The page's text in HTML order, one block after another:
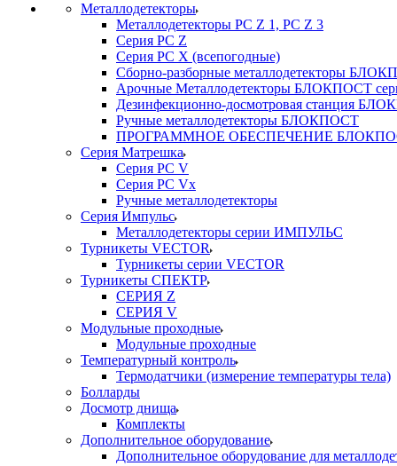
Металлодетекторы
Металлодетекторы РС Z 1, PC Z 3
Серия РС Z
Серия РС X (всепогодные)
Сборно-разборные металлодетекторы
Арочные Металлодетекторы БЛОКПОСТ
Дезинфекционно-досмотровая станция
Ручные металлодетекторы БЛОКПОСТ
ПРОГРАММНОЕ ОБЕСПЕЧЕНИЕ
Серия Матрешка
Серия PC V
Серия PC Vx
Ручные металлодетекторы
Серия Импульс
Металлодетекторы серии ИМПУЛЬС
Турникеты VECTOR
Турникеты серии VECTOR
Турникеты СПЕКТР
СЕРИЯ Z
СЕРИЯ V
Модульные проходные
Модульные проходные
Температурный контроль
Термодатчики (измерение температуры тела)
Болларды
Досмотр днища
Комплекты
Дополнительное оборудование
Дополнительное оборудование для